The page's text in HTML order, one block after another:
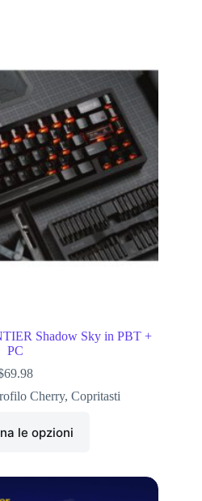
Shadow Sky in PBT +
PC
69.98
Cherry, Copritasti
le opzioni